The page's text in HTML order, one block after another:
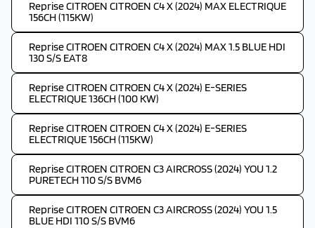
Reprise CITROEN CITROEN C4 X (2024) MAX ELECTRIQUE
156CH (115KW)
Reprise CITROEN CITROEN C4 X (2024) MAX 1.5 BLUE HDI
130 S/S EAT8
Reprise CITROEN CITROEN C4 X (2024) E-SERIES
ELECTRIQUE 136CH (100 KW)
Reprise CITROEN CITROEN C4 X (2024) E-SERIES
ELECTRIQUE 156CH (115KW)
Reprise CITROEN CITROEN C3 AIRCROSS (2024) YOU 1.2
PURETECH 110 S/S BVM6
Reprise CITROEN CITROEN C3 AIRCROSS (2024) YOU 1.5
BLUE HDI 110 S/S BVM6